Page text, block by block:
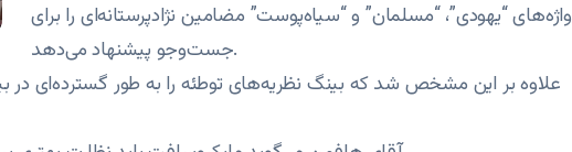
واژه‌های “یهودی”، “مسلمان” و “سیاه‌پوست” مضامین نژادپرستانه‌ای را برای
جست‌وجو پیشنهاد می‌دهد.
علاوه بر این مشخص شد که بینگ نظریه‌های توطئه را به طور گسترده‌ای